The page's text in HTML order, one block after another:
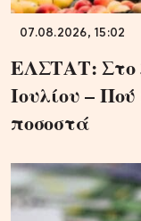
07.08.2026, 15:02
ΕΛΣΤΑΤ: Στο
Ιουλίου –
ποσοστά